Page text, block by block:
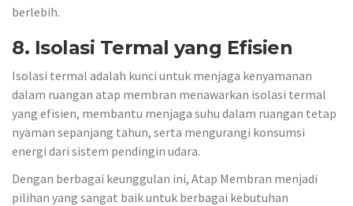
berlebih.
8. Isolasi Termal yang Efisien
Isolasi termal adalah kunci untuk menjaga kenyamanan
dalam ruangan atap membran menawarkan isolasi termal
yang efisien, membantu menjaga suhu dalam ruangan tetap
nyaman sepanjang tahun, serta mengurangi konsumsi
energi dari sistem pendingin udara.
Dengan berbagai keunggulan ini, Atap Membran menjadi
pilihan yang sangat baik untuk berbagai kebutuhan